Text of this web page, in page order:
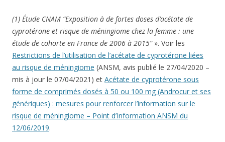
(1) Étude CNAM “Exposition à de fortes doses d’acétate de
cyprotérone et risque de méningiome chez la femme : une
étude de cohorte en France de 2006 à 2015”». Voir les
Restrictions de l’utilisation de l’acétate de cyprotérone liées
au risque de méningiome (ANSM, avis publié le 27/04/2020 –
mis à jour le 07/04/2021) et Acétate de cyprotérone sous
forme de comprimés dosés à 50 ou 100 mg (Androcur et ses
génériques) : mesures pour renforcer l’information sur le
risque de méningiome – Point d’Information ANSM du
12/06/2019.